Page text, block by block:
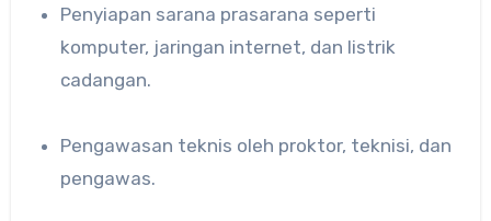
Penyiapan sarana prasarana seperti
komputer, jaringan internet, dan listrik
cadangan.
Pengawasan teknis oleh proktor, teknisi, dan
pengawas.